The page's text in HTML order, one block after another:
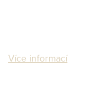
Více informací